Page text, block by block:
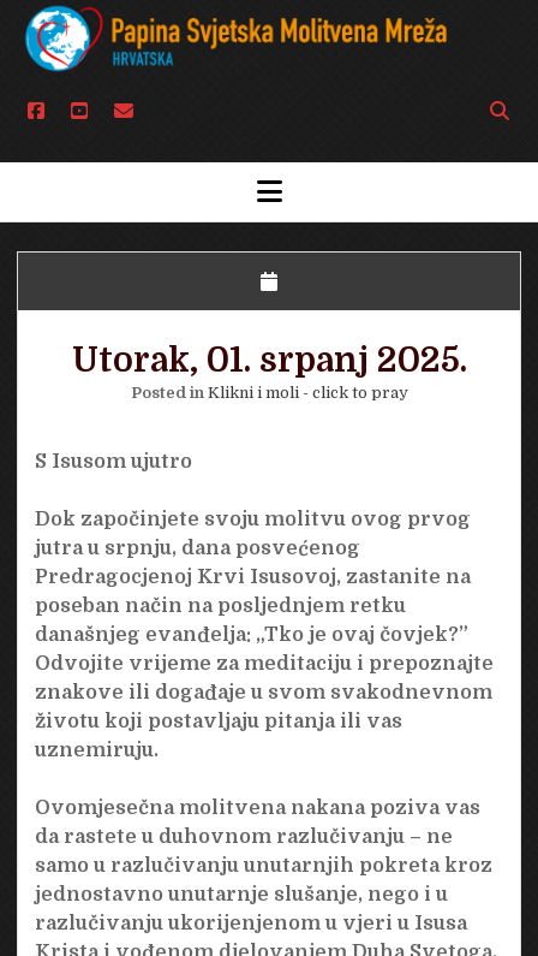
facebook
youtubeemail
Open
bar
open
menu
Utorak, 01. srpanj 2025.
Posted in Klikni i moli - click to pray
S Isusom ujutro
Dok započinjete svoju molitvu ovog prvog
jutra u srpnju, dana posvećenog
Predragocjenoj Krvi Isusovoj, zastanite na
poseban način na posljednjem retku
današnjeg evanđelja: „Tko je ovaj čovjek?”
Odvojite vrijeme za meditaciju i prepoznajte
znakove ili događaje u svom svakodnevnom
životu koji postavljaju pitanja ili vas
uznemiruju.
Ovomjesečna molitvena nakana poziva vas
da rastete u duhovnom razlučivanju – ne
samo u razlučivanju unutarnjih pokreta kroz
jednostavno unutarnje slušanje, nego i u
razlučivanju ukorijenjenom u vjeri u Isusa